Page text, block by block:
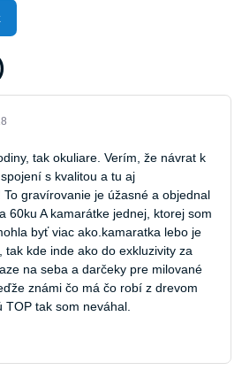
tak okuliare. Verím, že návrat k
s kvalitou a tu aj
gravírovanie je úžasné a objednal
60ku A kamarátke jednej, ktorej som
byť viac ako.kamaratka lebo je
tak kde inde ako do exkluzivity za
na seba a darčeky pre milované
známi čo má čo robí z drevom
tak som neváhal.